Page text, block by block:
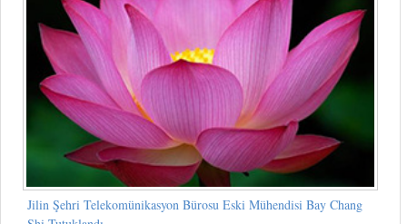
Jilin Şehri Telekomünikasyon Bürosu Eski Mühendisi Bay Chang